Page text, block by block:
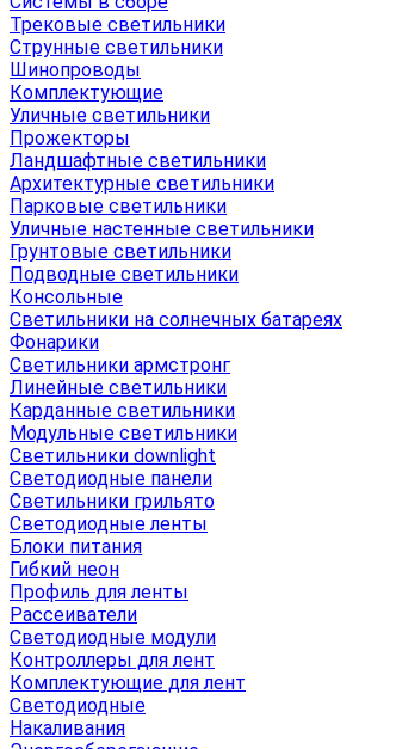
Трековые светильники
Струнные светильники
Шинопроводы
Комплектующие
Уличные светильники
Прожекторы
Ландшафтные светильники
Архитектурные светильники
Парковые светильники
Уличные настенные светильники
Грунтовые светильники
Подводные светильники
Консольные
Светильники на солнечных батареях
Фонарики
Светильники армстронг
Линейные светильники
Карданные светильники
Модульные светильники
Светильники downlight
Светодиодные панели
Светильники грильято
Светодиодные ленты
Блоки питания
Гибкий неон
Профиль для ленты
Рассеиватели
Светодиодные модули
Контроллеры для лент
Комплектующие для лент
Светодиодные
Накаливания